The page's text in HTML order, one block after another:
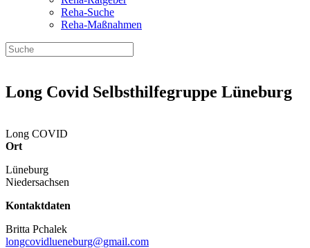
Reha-Suche
Reha-Maßnahmen
Long Covid Selbsthilfegruppe Lüneburg
Long COVID
Ort
Lüneburg
Niedersachsen
Kontaktdaten
Britta Pchalek
longcovidlueneburg@gmail.com